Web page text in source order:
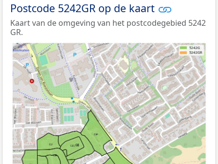
Postcode 5242GR op de kaart
Kaart van de omgeving van het postcodegebied 5242
GR.